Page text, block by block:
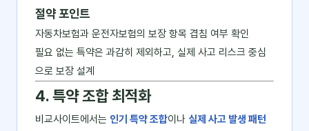
절약 포인트
자동차보험과 운전자보험의 보장 항목 겹침 여부 확인
필요 없는 특약은 과감히 제외하고, 실제 사고 리스크 중심
으로 보장 설계
4. 특약 조합 최적화
비교사이트에서는 인기 특약 조합이나 실제 사고 발생 패턴